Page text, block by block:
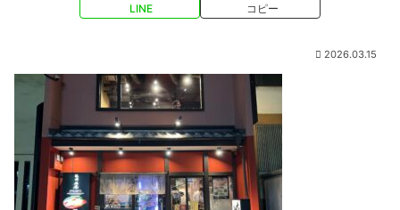
LINE コピー
2026.03.15